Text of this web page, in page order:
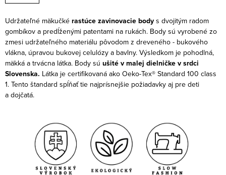
Udržateľné mäkučké rastúce zavinovacie body s dvojitým radom
gombíkov a predĺženými patentami na rukách. Body sú vyrobené zo
zmesi udržateľného materiálu pôvodom z dreveného - bukového
vlákna, úpravou bukovej celulózy a bavlny. Výsledkom je pohodlná,
mäkká a trvácna látka. Body sú ušité v malej dielničke v srdci
Slovenska. Látka je certifikovaná ako Oeko-Tex® Standard 100 class
1. Tento štandard spĺňať tie najprísnejšie požiadavky aj pre deti
a dojčatá.